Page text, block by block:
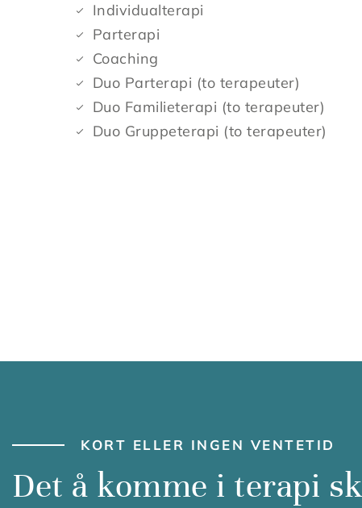
Individualterapi
Parterapi
Coaching
Duo Parterapi (to terapeuter)
Duo Familieterapi (to terapeuter)
Duo Gruppeterapi (to terapeuter)
KORT ELLER INGEN VENTETID
Det å komme i terapi